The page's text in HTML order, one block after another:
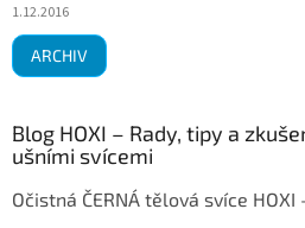
1.12.2016
ARCHIV
Blog HOXI – Rady, tipy a
ušními svícemi
Očistná ČERNÁ tělová svíce